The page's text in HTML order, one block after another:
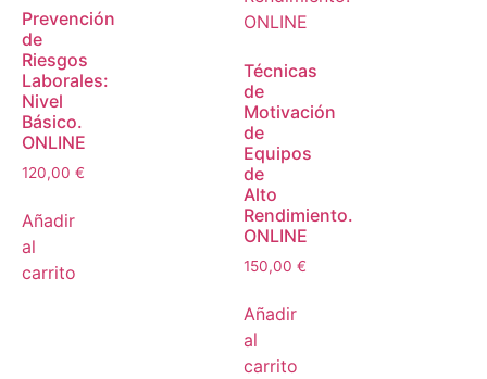
Prevención
de
Riesgos
Laborales:
Nivel
Básico.
ONLINE
120,00 €
Añadir
al
carrito
Técnicas
de
Motivación
de
Equipos
de
Alto
Rendimiento.
ONLINE
150,00 €
Añadir
al
carrito